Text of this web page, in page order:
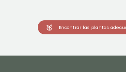
Encontrar las plantas